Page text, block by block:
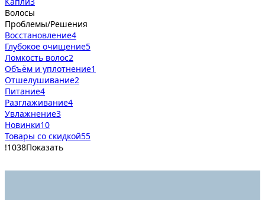
Волосы
Проблемы/Решения
Восстановление4
Глубокое очищение5
Ломкость волос2
Объём и уплотнение1
Отшелушивание2
Питание4
Разглаживание4
Увлажнение3
Новинки10
Товары со скидкой55
!1038Показать